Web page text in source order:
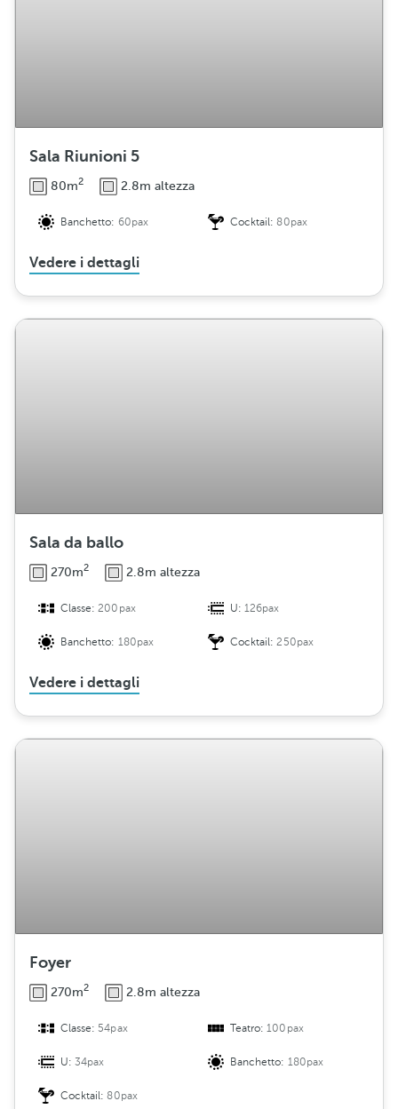
Sala Riunioni 5
80m2 2.8m altezza
Banchetto: 60pax Cocktail:80pax
Vedere i dettagli
Sala da ballo
270m2 2.8m altezza
Classe:200pax U:126pax
Banchetto: 180pax Cocktail:250pax
Vedere i dettagli
Foyer
270m2 2.8m altezza
Classe: 54pax Teatro:100pax
U:34pax Banchetto: 180pax
Cocktail:80pax